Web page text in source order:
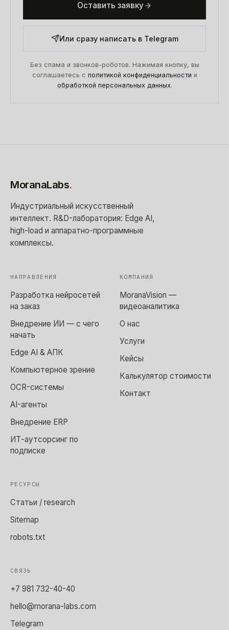
Оставить заявку
Или сразу написать в Telegram
Без спама и звонков-роботов. Нажимая кнопку, вы
соглашаетесь с политикой конфиденциальности и
обработкой персональных данных.
MoranaLabs.
Индустриальный искусственный
интеллект. R&D-лаборатория: Edge AI,
high-load и аппаратно-программные
комплексы.
НАПРАВЛЕНИЯ
Разработка нейросетей
на заказ
Внедрение ИИ — с чего
начать
Edge AI & АПК
Компьютерное зрение
OCR-системы
AI-агенты
Внедрение ERP
ИТ-аутсорсинг по
подписке
КОМПАНИЯ
MoranaVision —
видеоаналитика
О нас
Услуги
Кейсы
Калькулятор стоимости
Контакт
РЕСУРСЫ
Статьи / research
Sitemap
robots.txt
СВЯЗЬ
+7 981 732-40-40
hello@morana-labs.com
Telegram